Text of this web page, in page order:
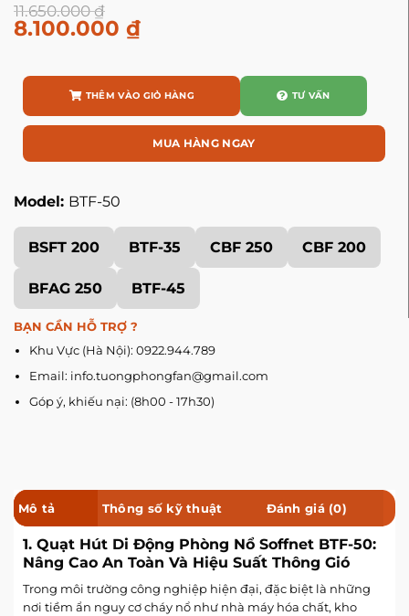
11.650.000₫
8.100.000 ₫
THÊM VÀO GIỎ HÀNG
MUA HÀNG NGAY
TƯ VẤN
Model: BTF-50
BSFT 200 BTF-35 CBF 250 CBF 200
BFAG 250 BTF-45
BẠN CẦN HỖ TRỢ ?
Khu Vực (Hà Nội): 0922.944.789
Email: info.tuongphongfan@gmail.com
Góp ý, khiếu nại: (8h00 - 17h30)
Mô tả Thông số kỹ thuật Đánh giá (0)
1. Quạt Hút Di Động Phòng Nổ Soffnet BTF-50:
Nâng Cao An Toàn Và Hiệu Suất Thông Gió
Trong môi trường công nghiệp hiện đại, đặc biệt là những
nơi tiềm ẩn nguy cơ cháy nổ như nhà máy hóa chất, kho